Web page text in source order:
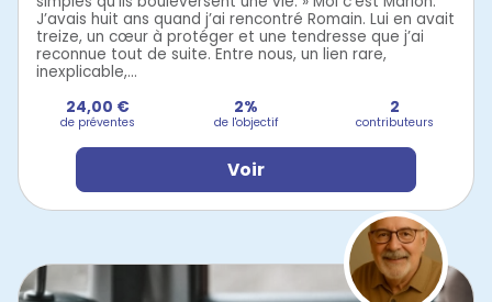
J’avais huit ans quand j’ai rencontré Romain. Lui en avait
treize, un cœur à protéger et une tendresse que j’ai
reconnue tout de suite. Entre nous, un lien rare,
inexplicable,...
24,00 €
de préventes
2%
de l'objectif
2
contributeurs
Voir